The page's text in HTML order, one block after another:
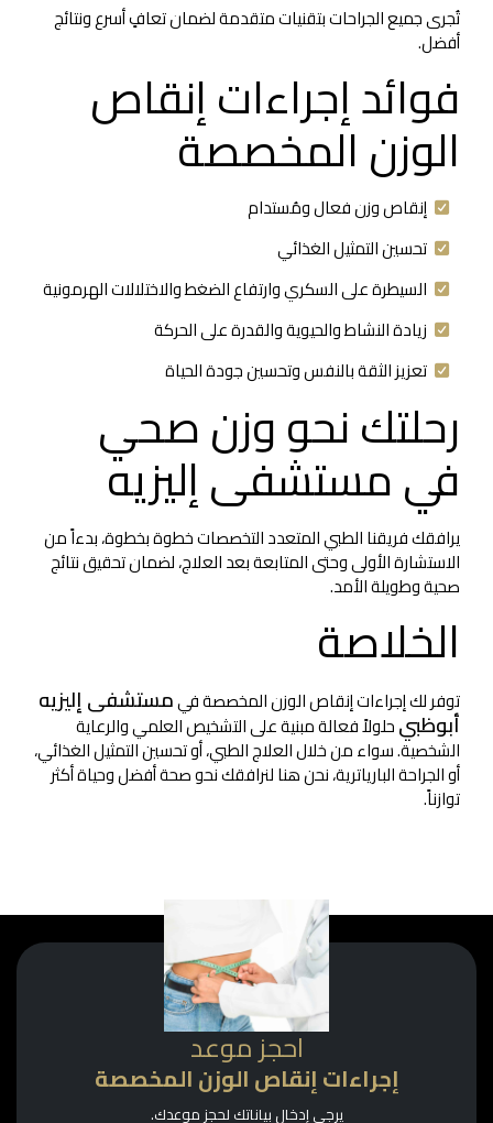
تُجرى جميع الجراحات بتقنيات متقدمة لضمان تعافٍ أسرع ونتائج
أفضل.
فوائد إجراءات إنقاص
الوزن المخصصة
إنقاص وزن فعال ومُستدام
تحسين التمثيل الغذائي
السيطرة على السكري وارتفاع الضغط والاختلالات الهرمونية
زيادة النشاط والحيوية والقدرة على الحركة
تعزيز الثقة بالنفس وتحسين جودة الحياة
رحلتك نحو وزن صحي
في مستشفى إليزيه
يرافقك فريقنا الطبي المتعدد التخصصات خطوة بخطوة، بدءاً من
الاستشارة الأولى وحتى المتابعة بعد العلاج، لضمان تحقيق نتائج
صحية وطويلة الأمد.
الخلاصة
توفر لك إجراءات إنقاص الوزن المخصصة فيمستشفى إليزيه
أبوظبيحلولاً فعالة مبنية على التشخيص العلمي والرعاية
الشخصية. سواء من خلال العلاج الطبي، أو تحسين التمثيل الغذائي،
أو الجراحة البارياترية، نحن هنا لنرافقك نحو صحة أفضل وحياة أكثر
توازناً.
احجز موعد
إجراءات إنقاص الوزن المخصصة
يرجى إدخال بياناتك لحجز موعدك.